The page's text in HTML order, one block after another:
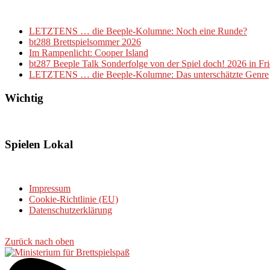
LETZTENS … die Beeple-Kolumne: Noch eine Runde?
bt288 Brettspielsommer 2026
Im Rampenlicht: Cooper Island
bt287 Beeple Talk Sonderfolge von der Spiel doch! 2026 in
LETZTENS … die Beeple-Kolumne: Das unterschätzte Genre
Wichtig
Spielen Lokal
Impressum
Cookie-Richtlinie (EU)
Datenschutzerklärung
Zurück nach oben